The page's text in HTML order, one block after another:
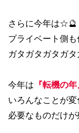
さらに今年は☆🔮
プライベート側も
ガタガタガタガ
今年は 『転機の年
いろんなことが
必要なものだけ